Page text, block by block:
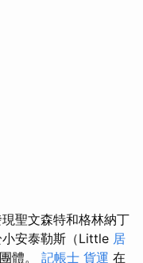
聖文森特和格林納丁
安泰勒斯（Little 居
體。 記帳士 貨運 在